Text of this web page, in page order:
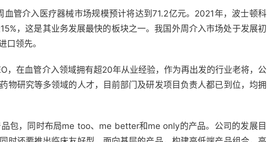
管介入医疗器械市场规模预计将达到71.2亿元。2021年，波士顿科
，这是其业务发展最快的板块之一。我国外周介入市场处于发展初
口领先。
，在血管介入领域拥有超20年从业经验，作为再出发的行业老将，公
物研究等多领域的人才，目前部门及研发项目负责人都已到位，均拥
包，同时布局me too、me better和me only的产品。公司的发展目